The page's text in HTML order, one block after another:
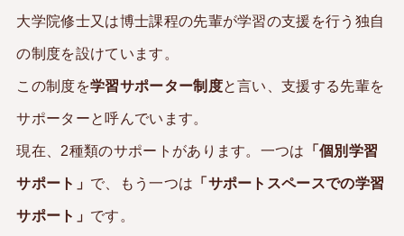
アクセス
お問い合わせ
検
索
:
大学院修士又は博士課程の先輩が学習の支援を行う独自
の制度を設けています。
この制度を学習サポーター制度と言い、支援する先輩を
サポーターと呼んでいます。
現在、2種類のサポートがあります。一つは 「個別学習
サポート」 で、もう一つは 「サポートスペースでの学習
サポート」 です。